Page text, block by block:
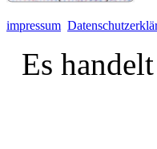
impressum
Es